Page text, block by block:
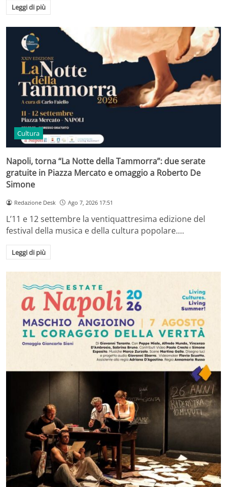
Leggi di più
Cultura
Napoli, torna “La Notte della Tammorra”: due serate
gratuite in Piazza Mercato e omaggio a Roberto De
Simone
Redazione Desk Ago 7, 2026 17:51
L’11 e 12 settembre la ventiquattresima edizione del
festival della musica e della cultura popolare.…
Leggi di più